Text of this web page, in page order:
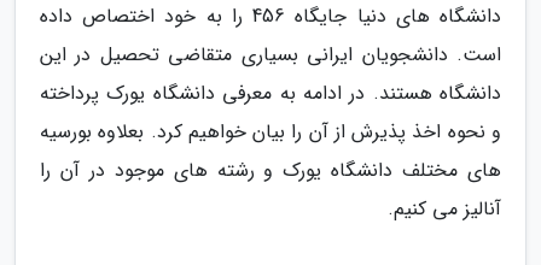
دانشگاه های دنیا جایگاه 456 را به خود اختصاص داده
است. دانشجویان ایرانی بسیاری متقاضی تحصیل در این
دانشگاه هستند. در ادامه به معرفی دانشگاه یورک پرداخته
و نحوه اخذ پذیرش از آن را بیان خواهیم کرد. بعلاوه بورسیه
های مختلف دانشگاه یورک و رشته های موجود در آن را
آنالیز می کنیم.